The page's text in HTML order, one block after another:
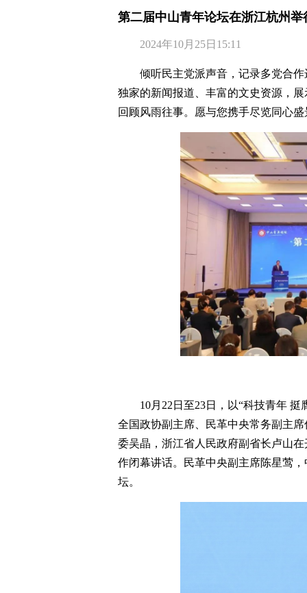
第二届中山青年论坛在浙江杭州
2024年10月25日15:11
倾听民主党派声音，记录多党合
独家的新闻报道、丰富的文史资源，
回顾风雨往事。愿与您携手尽览同心盛
10月22日至23日，以“科技青年
全国政协副主席、民革中央常务副主
委吴晶，浙江省人民政府副省长卢山
作闭幕讲话。民革中央副主席陈星莺
坛。